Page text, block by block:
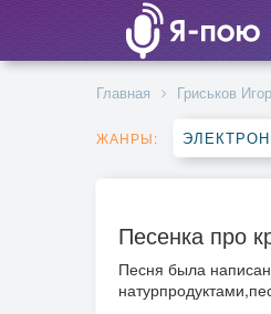
Главная Гриськов
ЖАНРЫ:
Песенка про
Песня была